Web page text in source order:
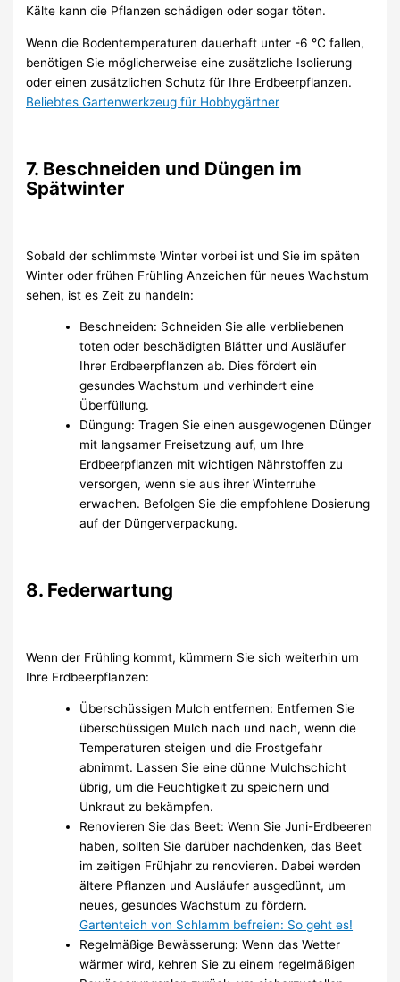
Kälte kann die Pflanzen schädigen oder sogar töten.
Wenn die Bodentemperaturen dauerhaft unter -6 °C fallen,
benötigen Sie möglicherweise eine zusätzliche Isolierung
oder einen zusätzlichen Schutz für Ihre Erdbeerpflanzen.
Beliebtes Gartenwerkzeug für Hobbygärtner
7. Beschneiden und Düngen im
Spätwinter
Sobald der schlimmste Winter vorbei ist und Sie im späten
Winter oder frühen Frühling Anzeichen für neues Wachstum
sehen, ist es Zeit zu handeln:
Beschneiden: Schneiden Sie alle verbliebenen
toten oder beschädigten Blätter und Ausläufer
Ihrer Erdbeerpflanzen ab. Dies fördert ein
gesundes Wachstum und verhindert eine
Überfüllung.
Düngung: Tragen Sie einen ausgewogenen Dünger
mit langsamer Freisetzung auf, um Ihre
Erdbeerpflanzen mit wichtigen Nährstoffen zu
versorgen, wenn sie aus ihrer Winterruhe
erwachen. Befolgen Sie die empfohlene Dosierung
auf der Düngerverpackung.
8. Federwartung
Wenn der Frühling kommt, kümmern Sie sich weiterhin um
Ihre Erdbeerpflanzen:
Überschüssigen Mulch entfernen: Entfernen Sie
überschüssigen Mulch nach und nach, wenn die
Temperaturen steigen und die Frostgefahr
abnimmt. Lassen Sie eine dünne Mulchschicht
übrig, um die Feuchtigkeit zu speichern und
Unkraut zu bekämpfen.
Renovieren Sie das Beet: Wenn Sie Juni-Erdbeeren
haben, sollten Sie darüber nachdenken, das Beet
im zeitigen Frühjahr zu renovieren. Dabei werden
ältere Pflanzen und Ausläufer ausgedünnt, um
neues, gesundes Wachstum zu fördern.
Gartenteich von Schlamm befreien: So geht es!
Regelmäßige Bewässerung: Wenn das Wetter
wärmer wird, kehren Sie zu einem regelmäßigen